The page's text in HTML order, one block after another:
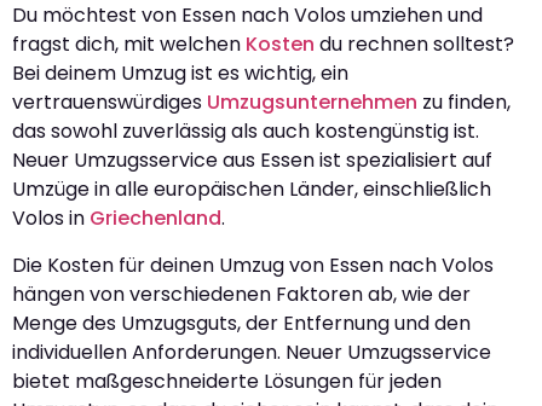
Du möchtest von Essen nach Volos umziehen und
fragst dich, mit welchen Kosten du rechnen solltest?
Bei deinem Umzug ist es wichtig, ein
vertrauenswürdiges Umzugsunternehmen zu finden,
das sowohl zuverlässig als auch kostengünstig ist.
Neuer Umzugsservice aus Essen ist spezialisiert auf
Umzüge in alle europäischen Länder, einschließlich
Volos in Griechenland.
Die Kosten für deinen Umzug von Essen nach Volos
hängen von verschiedenen Faktoren ab, wie der
Menge des Umzugsguts, der Entfernung und den
individuellen Anforderungen. Neuer Umzugsservice
bietet maßgeschneiderte Lösungen für jeden